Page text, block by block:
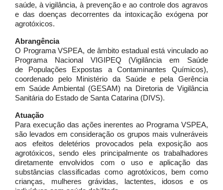
saúde, à vigilância, à prevenção e ao controle dos agravos
e das doenças decorrentes da intoxicação exógena por
agrotóxicos.
Abrangência
O Programa VSPEA, de âmbito estadual está vinculado ao
Programa Nacional VIGIPEQ (Vigilância em Saúde
de Populações Expostas a Contaminantes Químicos),
coordenado pelo Ministério da Saúde e pela Gerência
em Saúde Ambiental (GESAM) na Diretoria de Vigilância
Sanitária do Estado de Santa Catarina (DIVS).
Atuação
Para execução das ações inerentes ao Programa VSPEA,
são levados em consideração os grupos mais vulneráveis
aos efeitos deletérios provocados pela exposição aos
agrotóxicos, sendo eles principalmente os trabalhadores
diretamente envolvidos com o uso e aplicação das
substâncias classificadas como agrotóxicos, bem como
crianças, mulheres grávidas, lactentes, idosos e os